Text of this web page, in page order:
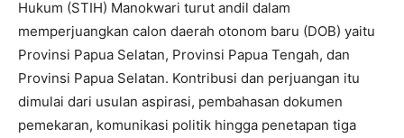
Hukum (STIH) Manokwari turut andil dalam
memperjuangkan calon daerah otonom baru (DOB) yaitu
Provinsi Papua Selatan, Provinsi Papua Tengah, dan
Provinsi Papua Selatan. Kontribusi dan perjuangan itu
dimulai dari usulan aspirasi, pembahasan dokumen
pemekaran, komunikasi politik hingga penetapan tiga